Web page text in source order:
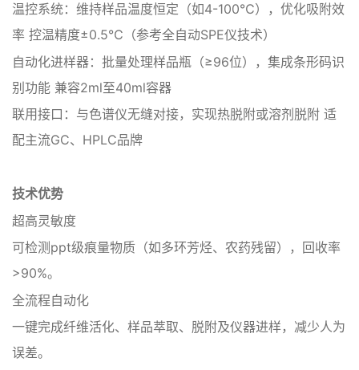
温控系统：维持样品温度恒定（如4-100℃），优化吸附效
率 控温精度±0.5℃（参考全自动SPE仪技术）
自动化进样器：批量处理样品瓶（≥96位），集成条形码识
别功能 兼容2ml至40ml容器
联用接口：与色谱仪无缝对接，实现热脱附或溶剂脱附 适
配主流GC、HPLC品牌
技术优势‌
‌超高灵敏度‌
可检测ppt级痕量物质（如多环芳烃、农药残留），回收率
>90%。
‌全流程自动化‌
一键完成纤维活化、样品萃取、脱附及仪器进样，减少人为
误差。